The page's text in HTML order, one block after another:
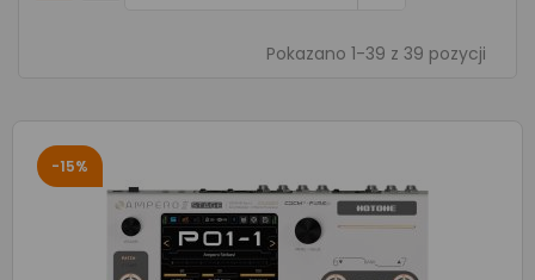
Pokazano 1-39 z 39 pozycji
-15%